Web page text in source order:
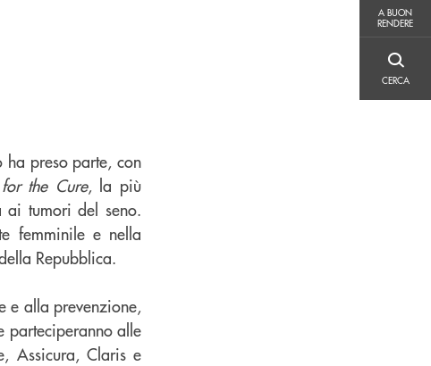
A BUON
RENDERE
CERCA
preso parte, con
the Cure, la più
ai tumori del seno.
femminile e nella
Repubblica.
e alla prevenzione,
parteciperanno alle
Assicura, Claris e